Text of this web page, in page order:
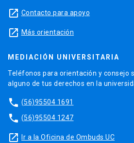
launch Contacto para apoyo
launch Más orientación
MEDIACIÓN UNIVERSITARIA
Teléfonos para orientación y consejo
alguno de tus derechos en la
phone (56)95504 1691
phone (56)95504 1247
launch Ir a la Oficina de Ombuds UC